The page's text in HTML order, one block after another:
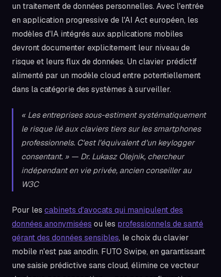
un traitement de données personnelles. Avec l'entrée
en application progressive de l'AI Act européen, les
modèles d'IA intégrés aux applications mobiles
devront documenter explicitement leur niveau de
risque et leurs flux de données. Un clavier prédictif
alimenté par un modèle cloud entre potentiellement
dans la catégorie des systèmes à surveiller.
« Les entreprises sous-estiment systématiquement
le risque lié aux claviers tiers sur les smartphones
professionnels. C'est l'équivalent d'un keylogger
consentant. » — Dr. Lukasz Olejnik, chercheur
indépendant en vie privée, ancien conseiller au
W3C
Pour les cabinets d'avocats qui manipulent des
données anonymisées ou les professionnels de santé
gérant des données sensibles, le choix du clavier
mobile n'est pas anodin. FUTO Swipe, en garantissant
une saisie prédictive sans cloud, élimine ce vecteur